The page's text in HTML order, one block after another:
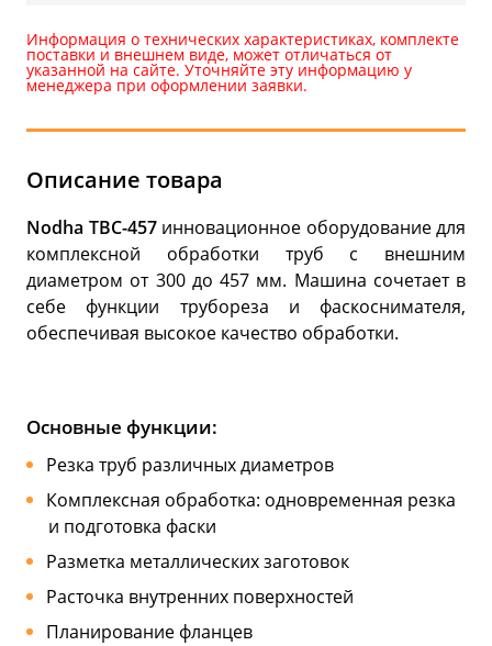
Информация о технических характеристиках, комплекте
поставки и внешнем виде, может отличаться от
указанной на сайте. Уточняйте эту информацию у
менеджера при оформлении заявки.
Описание товара
Nodha ТВС-457 инновационное оборудование для
комплексной обработки труб с внешним
диаметром от 300 до 457 мм. Машина сочетает в
себе функции трубореза и фаскоснимателя,
обеспечивая высокое качество обработки.
Основные функции:
Резка труб различных диаметров
Комплексная обработка: одновременная резка
и подготовка фаски
Разметка металлических заготовок
Расточка внутренних поверхностей
Планирование фланцев